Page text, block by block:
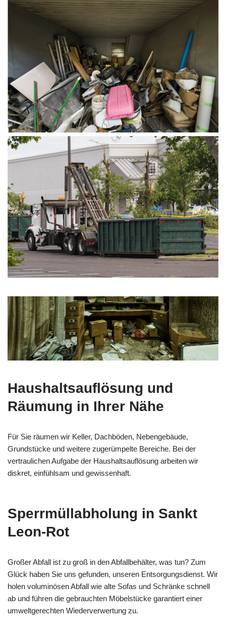
Haushaltsauflösung und
Räumung in Ihrer Nähe
Für Sie räumen wir Keller, Dachböden, Nebengebäude,
Grundstücke und weitere zugerümpelte Bereiche. Bei der
vertraulichen Aufgabe der Haushaltsauflösung arbeiten wir
diskret, einfühlsam und gewissenhaft.
Sperrmüllabholung in Sankt
Leon-Rot
Großer Abfall ist zu groß in den Abfallbehälter, was tun? Zum
Glück haben Sie uns gefunden, unseren Entsorgungsdienst. Wir
holen voluminösen Abfall wie alte Sofas und Schränke schnell
ab und führen die gebrauchten Möbelstücke garantiert einer
umweltgerechten Wiederverwertung zu.